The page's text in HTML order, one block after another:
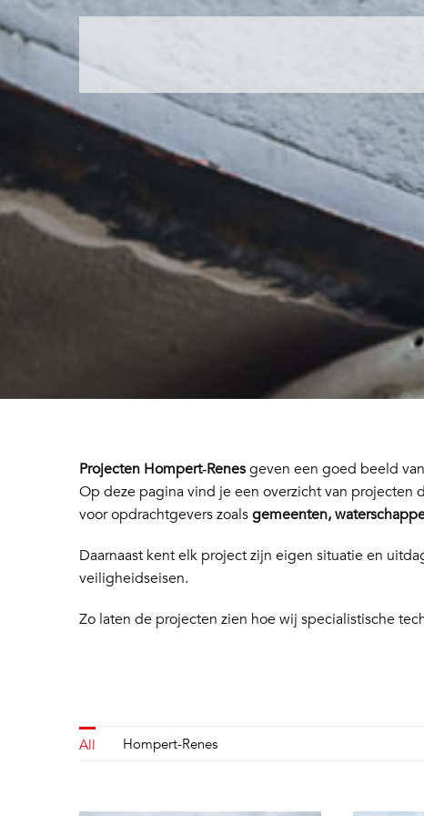
Projecten Hompert‑Renesgeven een goed beeld
Op deze pagina vind je een overzicht van projecten
voor opdrachtgevers zoalsgemeenten,
Daarnaast kent elk project zijn eigen situatie en
veiligheidseisen.
Zo laten de projecten zien hoe wij specialistische
All Hompert-Renes